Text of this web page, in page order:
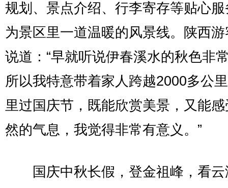
规划、景点介绍、行李寄存等贴心
为景区里一道温暖的风景线。陕西
说道：“早就听说伊春溪水的秋色非
所以我特意带着家人跨越2000多公
里过国庆节，既能欣赏美景，又能
然的气息，我觉得非常有意义。”
国庆中秋长假，登金祖峰，看云